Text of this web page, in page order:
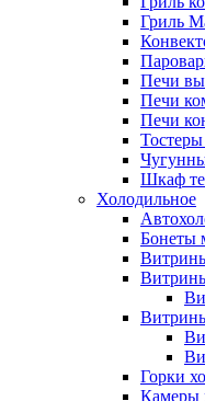
Гриль
Печи
Печи
Печи
Шкаф
Холодильное
Бонеты
Горки
Камеры